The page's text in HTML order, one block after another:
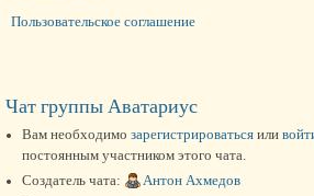
Пользовательское соглашение
Чат группы Аватариус
Вам необходимо зарегистрироваться или
постоянным участником этого чата.
Создатель чата:
Антон Ахмедов